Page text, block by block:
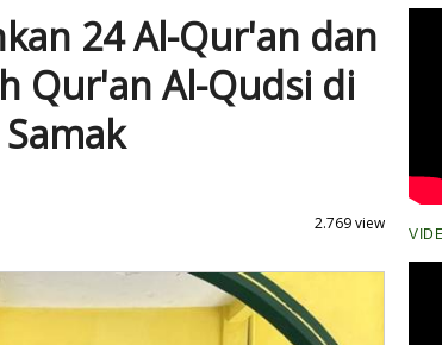
24 Al-Qur'an dan
Qur'an Al-Qudsi di
2.769 view